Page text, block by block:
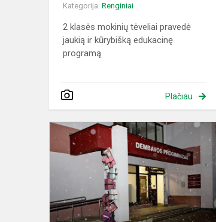
Kategorija: Renginiai
2 klasės mokinių tėveliai pravedė
jaukią ir kūrybišką edukacinę
programą
Plačiau